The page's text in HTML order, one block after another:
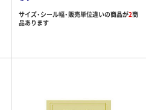
サイズ・シール幅・販売単位違いの商品が2商
品あります